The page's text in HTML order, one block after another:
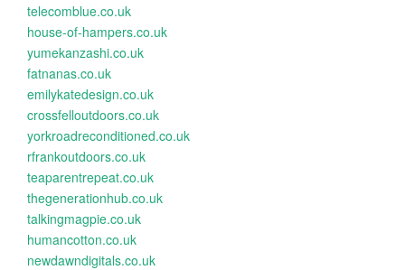
telecomblue.co.uk
house-of-hampers.co.uk
yumekanzashi.co.uk
fatnanas.co.uk
emilykatedesign.co.uk
crossfelloutdoors.co.uk
yorkroadreconditioned.co.uk
rfrankoutdoors.co.uk
teaparentrepeat.co.uk
thegenerationhub.co.uk
talkingmagpie.co.uk
humancotton.co.uk
newdawndigitals.co.uk